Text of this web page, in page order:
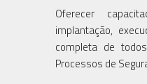
Oferecer
implantação,
completa de
Processos de